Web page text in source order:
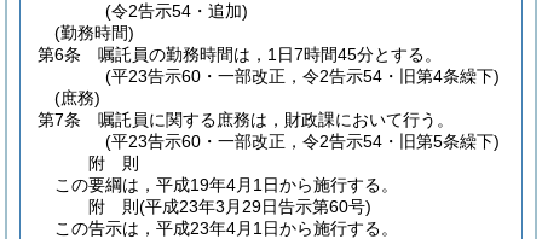
(令2告示54・追加)
(勤務時間)
第6条
嘱託員の勤務時間は，1日7時間45分とする。
(平23告示60・一部改正，令2告示54・旧第4条繰下)
(庶務)
第7条
嘱託員に関する庶務は，財政課において行う。
(平23告示60・一部改正，令2告示54・旧第5条繰下)
附 則
この要綱は，平成19年4月1日から施行する。
附 則(平成23年3月29日告示第60号)
この告示は，平成23年4月1日から施行する。